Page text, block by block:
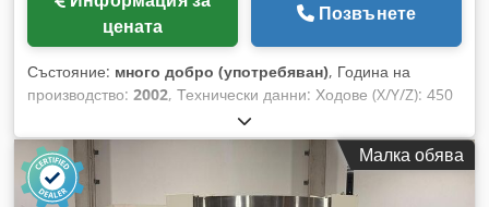
цената
Позвънете
Състояние: много добро (употребяван), Година на
производство: 2002, Технически данни: Ходове (X/Y/Z): 450
/ 350 / 350 мм Dksdpfezmabxox Adter CNC управление:
MAKINO MGF2 Автоматична смяна на инструментите
Размери (дължина x ширина x височина): приблизително
2000 x 1950 x 3050 мм Тегло на машината: приблизително
Малка обява